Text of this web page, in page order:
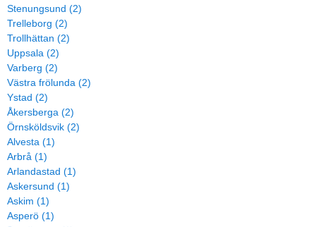
Stenungsund (2)
Trelleborg (2)
Trollhättan (2)
Uppsala (2)
Varberg (2)
Västra frölunda (2)
Ystad (2)
Åkersberga (2)
Örnsköldsvik (2)
Alvesta (1)
Arbrå (1)
Arlandastad (1)
Askersund (1)
Askim (1)
Asperö (1)